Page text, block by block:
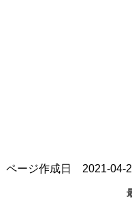
ページ作成日 2021-04-